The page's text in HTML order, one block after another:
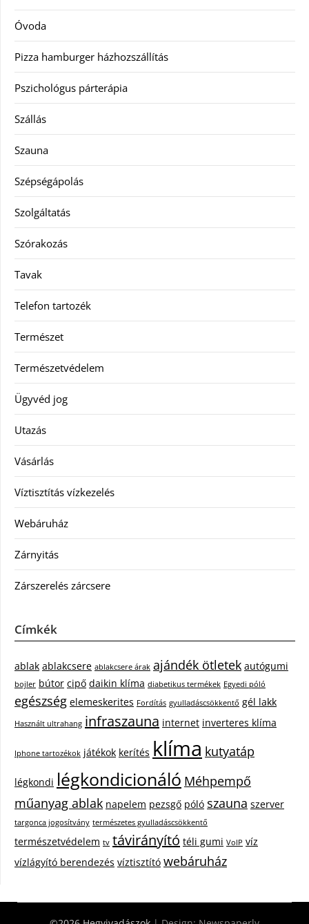
Óvoda
Pizza hamburger házhozszállítás
Pszichológus párterápia
Szállás
Szauna
Szépségápolás
Szolgáltatás
Szórakozás
Tavak
Telefon tartozék
Természet
Természetvédelem
Ügyvéd jog
Utazás
Vásárlás
Víztisztítás vízkezelés
Webáruház
Zárnyitás
Zárszerelés zárcsere
Címkék
ablak ablakcsere ablakcsere árak ajándék ötletek autógumi
bojler bútor cipő daikin klíma diabetikus termékek Egyedi póló
egészség elemeskerites Fordítás gyulladáscsökkentő gél lakk
Használt ultrahang infraszauna internet inverteres klíma
Iphone tartozékok játékok kerítés klíma kutyatáp
légkondi légkondicionáló Méhpempő
műanyag ablak napelem pezsgő póló szauna szerver
targonca jogosítvány természetes gyulladáscsökkentő
természetvédelem tv távirányító téli gumi VoIP víz
vízlágyító berendezés víztisztító webáruház